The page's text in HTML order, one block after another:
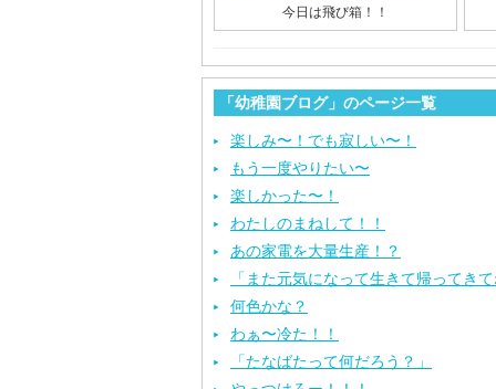
今日は飛び箱！！
「幼稚園ブログ」のページ一覧
楽しみ〜！でも寂しい〜！
もう一度やりたい〜
楽しかった〜！
わたしのまねして！！
あの家電を大量生産！？
「また元気になって生きて帰ってき
何色かな？
わぁ〜冷た！！
「たなばたって何だろう？」